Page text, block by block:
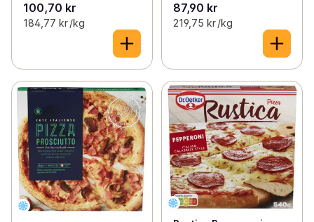
100,70 kr
184,77 kr /kg
87,90 kr
219,75 kr /kg